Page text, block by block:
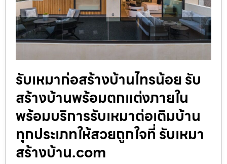
รับเหมาก่อสร้างบ้านไทรน้อย รับ
สร้างบ้านพร้อมตกแต่งภายใน
พร้อมบริการรับเหมาต่อเติมบ้าน
ทุกประเภทให้สวยถูกใจที่ รับเหมา
สร้างบ้าน.com